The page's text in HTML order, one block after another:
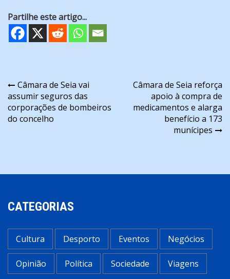
Partilhe este artigo...
Navegação
de
artigos
Câmara de Seia vai
assumir seguros das
corporações de bombeiros
do concelho
Câmara de Seia reforça
apoio à compra de
medicamentos e alarga
benefício a 173
munícipes
CATEGORIAS
Cultura Desporto Eventos Negócios
Opinião Política Sociedade Viagens